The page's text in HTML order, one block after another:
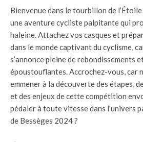
Bienvenue dans le tourbillon de
une aventure cycliste palpitante qui
haleine. Attachez vos casques et
dans le monde captivant du cyclisme,
s’annonce pleine de rebondissements
époustouflantes. Accrochez-vous, car
emmener à la découverte des étapes,
et des enjeux de cette compétition
pédaler à toute vitesse dans l’univers
de Bessèges 2024 ?